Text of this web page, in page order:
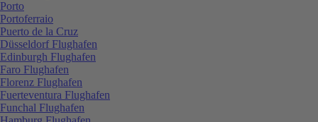
Porto
Portoferraio
Puerto de la Cruz
Düsseldorf Flughafen
Edinburgh Flughafen
Faro Flughafen
Florenz Flughafen
Fuerteventura Flughafen
Funchal Flughafen